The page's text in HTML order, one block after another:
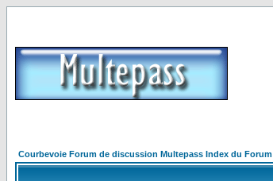
Courbevoie Forum de discussion Multepass Index du Forum